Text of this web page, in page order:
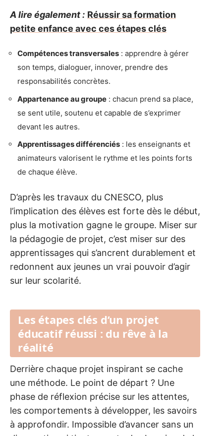
A lire également : Réussir sa formation
petite enfance avec ces étapes clés
Compétences transversales : apprendre à gérer
son temps, dialoguer, innover, prendre des
responsabilités concrètes.
Appartenance au groupe : chacun prend sa place,
se sent utile, soutenu et capable de s’exprimer
devant les autres.
Apprentissages différenciés : les enseignants et
animateurs valorisent le rythme et les points forts
de chaque élève.
D’après les travaux du CNESCO, plus
l’implication des élèves est forte dès le début,
plus la motivation gagne le groupe. Miser sur
la pédagogie de projet, c’est miser sur des
apprentissages qui s’ancrent durablement et
redonnent aux jeunes un vrai pouvoir d’agir
sur leur scolarité.
Les étapes clés d’un projet
éducatif réussi : du rêve à la
réalité
Derrière chaque projet inspirant se cache
une méthode. Le point de départ ? Une
phase de réflexion précise sur les attentes,
les comportements à développer, les savoirs
à approfondir. Impossible d’avancer sans un